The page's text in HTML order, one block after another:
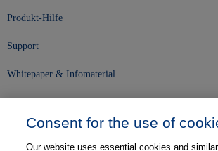
Produkt-Hilfe
Support
Whitepaper & Infomaterial
Consent for the use of
Our website uses essential cookies and